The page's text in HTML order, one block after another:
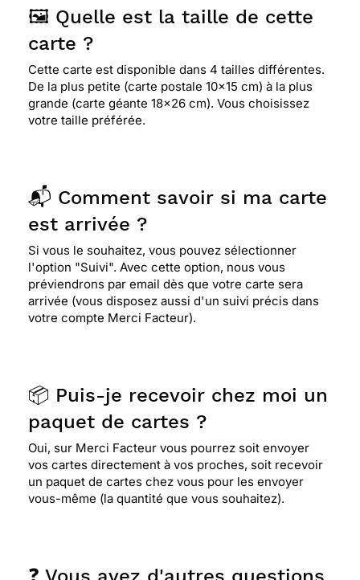
🖼️ Quelle est la taille de cette
carte ?
Cette carte est disponible dans 4 tailles différentes.
De la plus petite (carte postale 10x15 cm) à la plus
grande (carte géante 18x26 cm). Vous choisissez
votre taille préférée.
📬 Comment savoir si ma carte
est arrivée ?
Si vous le souhaitez, vous pouvez sélectionner
l'option "Suivi". Avec cette option, nous vous
préviendrons par email dès que votre carte sera
arrivée (vous disposez aussi d'un suivi précis dans
votre compte Merci Facteur).
📦 Puis-je recevoir chez moi un
paquet de cartes ?
Oui, sur Merci Facteur vous pourrez soit envoyer
vos cartes directement à vos proches, soit recevoir
un paquet de cartes chez vous pour les envoyer
vous-même (la quantité que vous souhaitez).